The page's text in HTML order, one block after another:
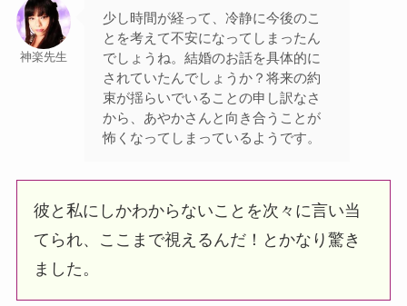
神楽先生
少し時間が経って、冷静に今後のこ
とを考えて不安になってしまったん
でしょうね。結婚のお話を具体的に
されていたんでしょうか？将来の約
束が揺らいでいることの申し訳なさ
から、あやかさんと向き合うことが
怖くなってしまっているようです。
彼と私にしかわからないことを次々に言い当
てられ、ここまで視えるんだ！とかなり驚き
ました。